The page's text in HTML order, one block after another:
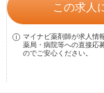
この求人
マイナビ薬剤師が求人情
薬局・病院等への直接応
のでご安心ください。